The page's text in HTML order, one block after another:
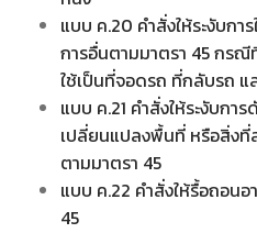
แบบ ค.20 คำสั่งให้ระงับก
การอื่นตามมาตรา 45 กร
ใช้เป็นที่จอดรถ ที่กลับรถ แ
แบบ ค.21 คำสั่งให้ระงับกา
เปลี่ยนแปลงพื้นที่ หรือสิ่ง
ตามมาตรา 45
แบบ ค.22 คำสั่งให้รื้อถอนอ
45